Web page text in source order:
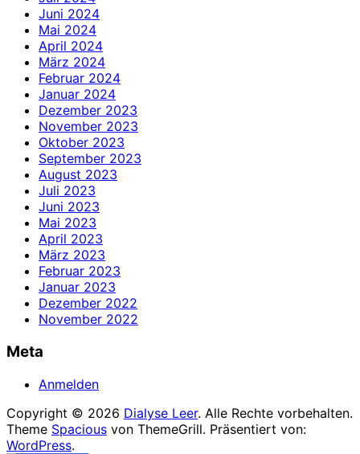
Juni 2024
Mai 2024
April 2024
März 2024
Februar 2024
Januar 2024
Dezember 2023
November 2023
Oktober 2023
September 2023
August 2023
Juli 2023
Juni 2023
Mai 2023
April 2023
März 2023
Februar 2023
Januar 2023
Dezember 2022
November 2022
Meta
Anmelden
Copyright © 2026 Dialyse Leer. Alle Rechte vorbehalten.
Theme Spacious von ThemeGrill. Präsentiert von:
WordPress.